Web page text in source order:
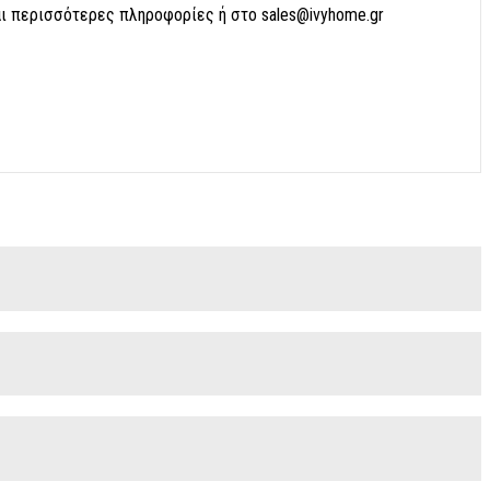
περισσότερες πληροφορίες ή στο sales@ivyhome.gr